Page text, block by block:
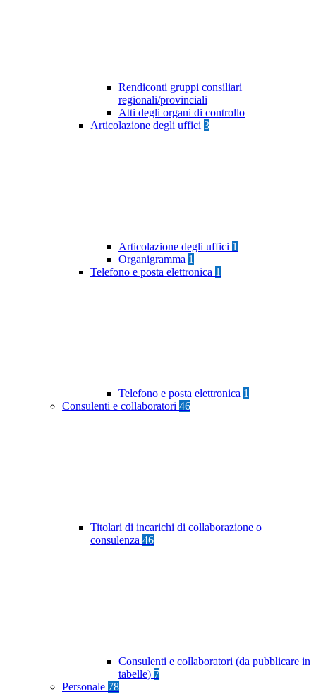
Rendiconti gruppi consiliari
regionali/provinciali
Atti degli organi di controllo
Articolazione degli uffici 3
Articolazione degli uffici 1
Organigramma 1
Telefono e posta elettronica 1
Telefono e posta elettronica 1
Consulenti e collaboratori 46
Titolari di incarichi di collaborazione o
consulenza 46
Consulenti e collaboratori (da pubblicare in
tabelle) 7
Personale 78